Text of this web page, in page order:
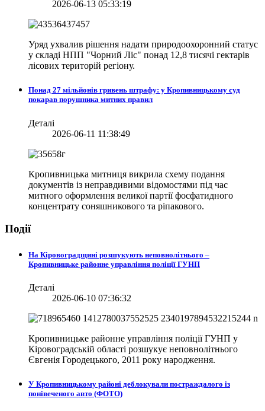
2026-06-13 05:33:19
Уряд ухвалив рішення надати природоохоронний статус
у складі НПП "Чорний Ліс" понад 12,8 тисячі гектарів
лісових територій регіону.
Понад 27 мільйонів гривень штрафу: у Кропивницькому суд
покарав порушника митних правил
Деталі
2026-06-11 11:38:49
Кропивницька митниця викрила схему подання
документів із неправдивими відомостями під час
митного оформлення великої партії фосфатидного
концентрату соняшникового та ріпакового.
Події
На Кіровоградщині розшукують неповнолітнього –
Кропивницьке районне управління поліції ГУНП
Деталі
2026-06-10 07:36:32
Кропивницьке районне управління поліції ГУНП у
Кіровоградській області розшукує неповнолітнього
Євгенія Городецького, 2011 року народження.
У Кропивницькому районі деблокували постраждалого із
понівеченого авто (ФОТО)